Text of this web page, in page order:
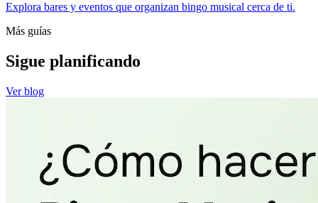
Explora bares y eventos que organizan bingo musical cerca de ti.
Más guías
Sigue planificando
Ver blog